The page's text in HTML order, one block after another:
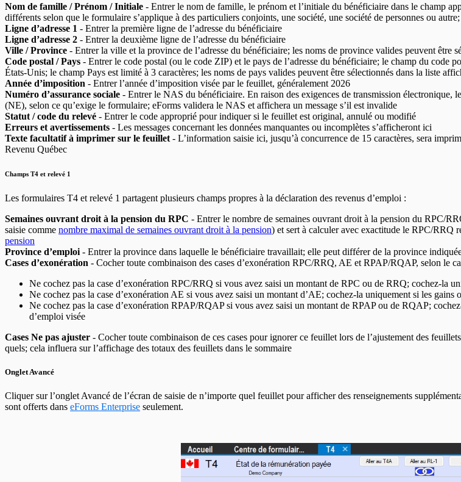
Nom de famille / Prénom / Initiale - Entrer le nom de famille, le prénom et l’initiale du bénéficiaire dans le champ
différents selon que le formulaire s’applique à des particuliers conjoints, une société, une société de personnes ou autre;
Ligne d’adresse 1 - Entrer la première ligne de l’adresse du bénéficiaire
Ligne d’adresse 2 - Entrer la deuxième ligne de l’adresse du bénéficiaire
Ville / Province - Entrer la ville et la province de l’adresse du bénéficiaire; les noms de province valides peuvent être
Code postal / Pays - Entrer le code postal (ou le code ZIP) et le pays de l’adresse du bénéficiaire; le champ du code
États‑Unis; le champ Pays est limité à 3 caractères; les noms de pays valides peuvent être sélectionnés dans la liste
Année d’imposition - Entrer l’année d’imposition visée par le feuillet, généralement 2026
Numéro d’assurance sociale - Entrer le NAS du bénéficiaire. En raison des exigences de transmission électronique,
(NE), selon ce qu’exige le formulaire; eForms validera le NAS et affichera un message s’il est invalide
Statut / code du relevé - Entrer le code approprié pour indiquer si le feuillet est original, annulé ou modifié
Erreurs et avertissements - Les messages concernant les données manquantes ou incomplètes s’afficheront ici
Texte facultatif à imprimer sur le feuillet - L’information saisie ici, jusqu’à concurrence de 15 caractères, sera
Revenu Québec
Champs T4 et relevé 1
Les formulaires T4 et relevé 1 partagent plusieurs champs propres à la déclaration des revenus d’emploi :
Semaines ouvrant droit à la pension du RPC - Entrer le nombre de semaines ouvrant droit à la pension du RPC/
saisie comme nombre maximal de semaines ouvrant droit à la pension) et sert à calculer avec exactitude le RPC/RRQ
pension
Province d’emploi - Entrer la province dans laquelle le bénéficiaire travaillait; elle peut différer de la province
Cases d’exonération - Cocher toute combinaison des cases d’exonération RPC/RRQ, AE et RPAP/RQAP, selon le
Ne cochez pas la case d’exonération RPC/RRQ si vous avez saisi un montant de RPC ou de RRQ; cochez-la
Ne cochez pas la case d’exonération AE si vous avez saisi un montant d’AE; cochez-la uniquement si les
Ne cochez pas la case d’exonération RPAP/RQAP si vous avez saisi un montant de RPAP ou de RQAP;
d’emploi visée
Cases Ne pas ajuster - Cocher toute combinaison de ces cases pour ignorer ce feuillet lors de l’ajustement des
quels; cela influera sur l’affichage des totaux des feuillets dans le sommaire
Onglet Avancé
Cliquer sur l’onglet Avancé de l’écran de saisie de n’importe quel feuillet pour afficher des renseignements
sont offerts dans eForms Enterprise seulement.